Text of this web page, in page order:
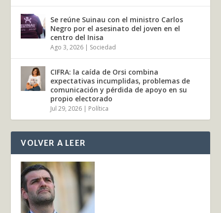
Se reúne Suinau con el ministro Carlos
Negro por el asesinato del joven en el
centro del Inisa
Ago 3, 2026 | Sociedad
CIFRA: la caída de Orsi combina
expectativas incumplidas, problemas de
comunicación y pérdida de apoyo en su
propio electorado
Jul 29, 2026 | Política
VOLVER A LEER